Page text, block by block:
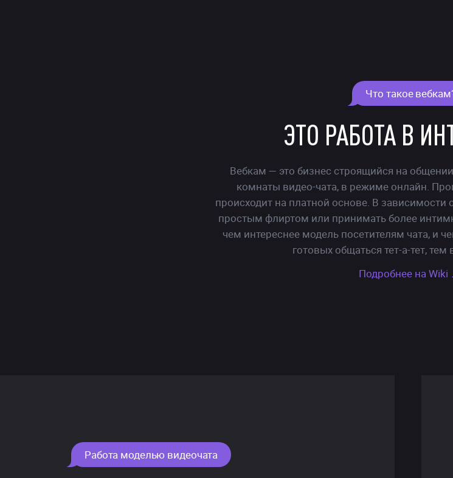
Что такое
ЭТО РАБОТА
ДЛЯ
В
Вебкам — это бизнес строящийся на
комнаты видео-чата, в режиме онлайн.
происходит на платной основе. В
простым флиртом или принимать более
чем интереснее модель посетителям чата, и
готовых общаться тет-а-тет,
Подробнее на Wiki
Работа моделью видеочата